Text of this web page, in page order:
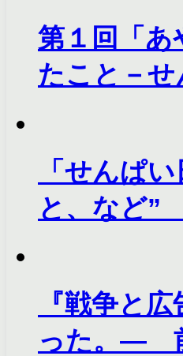
第１回「
たこと－
「せんぱ
と、など
『戦争と
った。―